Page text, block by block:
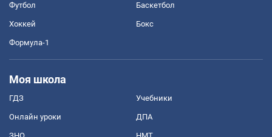
Футбол Баскетбол
Хоккей Бокс
Формула-1
Моя школа
ГДЗ Учебники
Онлайн уроки ДПА